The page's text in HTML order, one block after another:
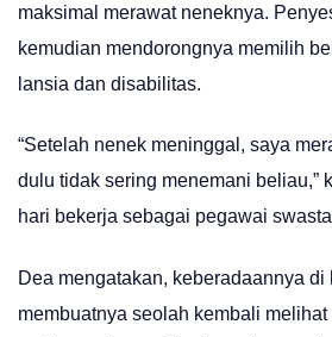
maksimal merawat neneknya.
kemudian mendorongnya memilih
lansia dan disabilitas.
“Setelah nenek meninggal, saya
dulu tidak sering menemani beliau,”
hari bekerja sebagai pegawai
Dea mengatakan, keberadaannya di
membuatnya seolah kembali